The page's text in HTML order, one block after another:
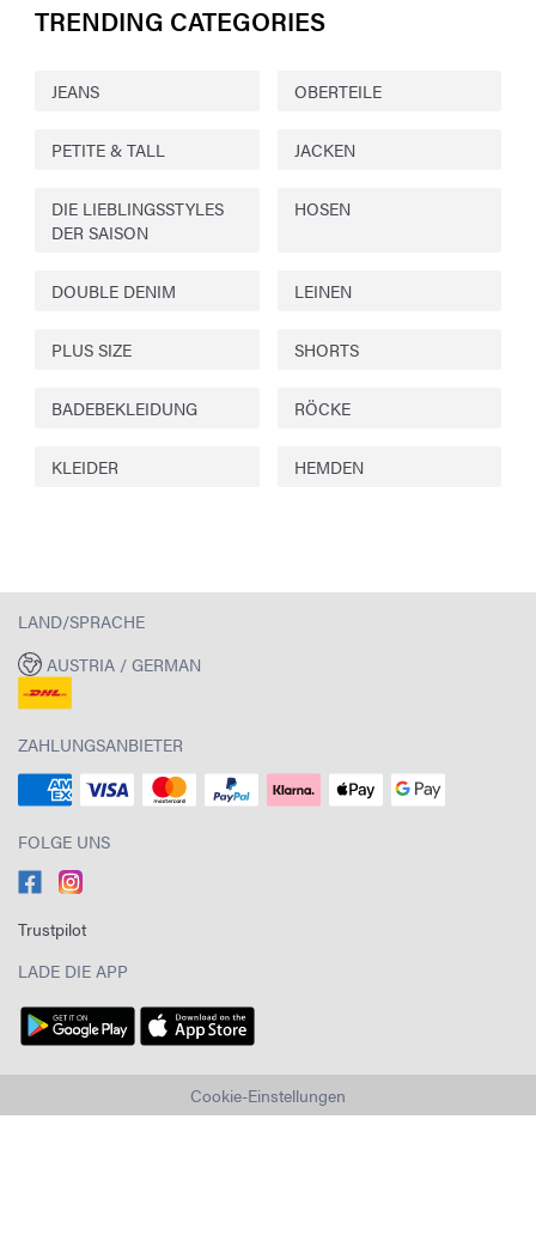
TRENDING CATEGORIES
JEANS OBERTEILE
PETITE & TALL JACKEN
DIE LIEBLINGSSTYLES
DER SAISON
HOSEN
DOUBLE DENIM LEINEN
PLUS SIZE SHORTS
BADEBEKLEIDUNG RÖCKE
KLEIDER HEMDEN
LAND/SPRACHE
AUSTRIA / GERMAN
ZAHLUNGSANBIETER
FOLGE UNS
Trustpilot
LADE DIE APP
Cookie-Einstellungen